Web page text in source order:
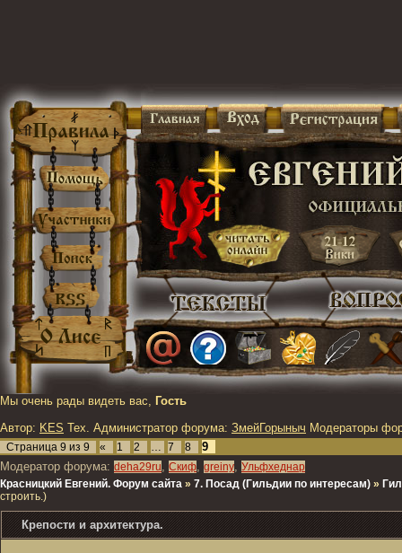
Мы очень рады видеть вас, Гость
Автор: KES Тех. Администратор форума: ЗмейГорыныч Модераторы
Страница 9 из 9 « 1 2 … 7 8
9
Модератор форума: deha29ru, Скиф, greiny, Ульфхеднар
Красницкий Евгений. Форум сайта » 7. Посад (Гильдии по интересам) »
строить.)
Крепости и архитектура.